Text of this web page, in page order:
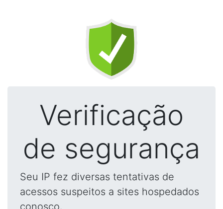
Verificação
de segurança
Seu IP fez diversas tentativas de
acessos suspeitos a sites hospedados
conosco.